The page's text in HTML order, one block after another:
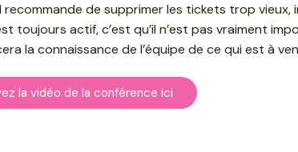
recommande de supprimer les tickets trop
actif, c’est qu’il n’est pas vraiment
la connaissance de l’équipe de ce qui est à
la vidéo de la conférence ici